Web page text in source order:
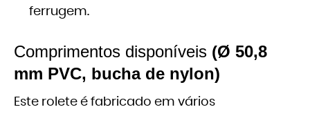
ferrugem.
Comprimentos disponíveis (Ø 50,8
mm PVC, bucha de nylon)
Este rolete é fabricado em vários